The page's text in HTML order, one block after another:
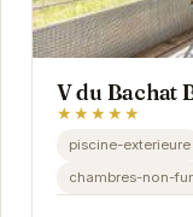
V du Bachat
★★★★★
piscine-exterieure
chambres-non-